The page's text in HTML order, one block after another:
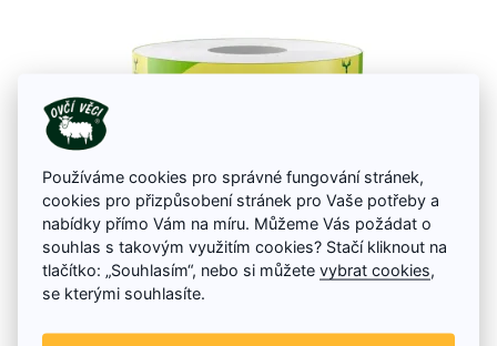
Používáme cookies pro správné fungování stránek,
cookies pro přizpůsobení stránek pro Vaše potřeby a
nabídky přímo Vám na míru. Můžeme Vás požádat o
souhlas s takovým využitím cookies? Stačí kliknout na
tlačítko: „Souhlasím“, nebo si můžetevybrat cookies
se kterými souhlasíte.